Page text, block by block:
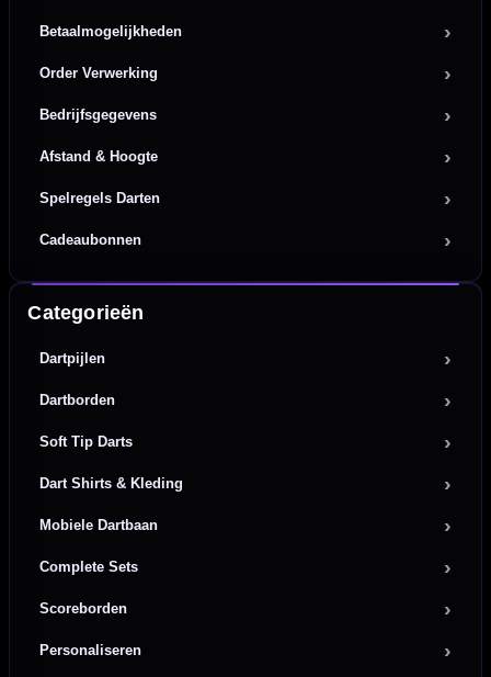
Betaalmogelijkheden
Order Verwerking
Bedrijfsgegevens
Afstand & Hoogte
Spelregels Darten
Cadeaubonnen
Categorieën
Dartpijlen
Dartborden
Soft Tip Darts
Dart Shirts & Kleding
Mobiele Dartbaan
Complete Sets
Scoreborden
Personaliseren